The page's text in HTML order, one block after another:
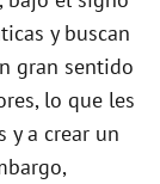
y buscan
gran sentido
lo que les
y a crear un